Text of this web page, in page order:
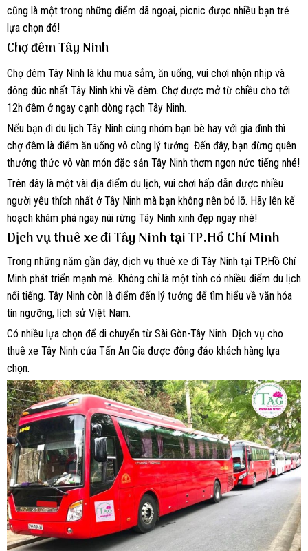
cũng là một trong những điểm dã ngoại, picnic được nhiều bạn trẻ
lựa chọn đó!
Chợ đêm Tây Ninh
Chợ đêm Tây Ninh là khu mua sắm, ăn uống, vui chơi nhộn nhịp và
đông đúc nhất Tây Ninh khi về đêm. Chợ được mở từ chiều cho tới
12h đêm ở ngay cạnh dòng rạch Tây Ninh.
Nếu bạn đi du lịch Tây Ninh cùng nhóm bạn bè hay với gia đình thì
chợ đêm là điểm ăn uống vô cùng lý tưởng. Đến đây, bạn đừng quên
thưởng thức vô vàn món đặc sản Tây Ninh thơm ngon nức tiếng nhé!
Trên đây là một vài địa điểm du lịch, vui chơi hấp dẫn được nhiều
người yêu thích nhất ở Tây Ninh mà bạn không nên bỏ lỡ. Hãy lên kế
hoạch khám phá ngay núi rừng Tây Ninh xinh đẹp ngay nhé!
Dịch vụ thuê xe đi Tây Ninh tại TP.Hồ Chí Minh
Trong những năm gần đây, dịch vụ thuê xe đi Tây Ninh tại TP.Hồ Chí
Minh phát triển mạnh mẽ. Không chỉ.là một tỉnh có nhiều điểm du lịch
nổi tiếng. Tây Ninh còn là điểm đến lý tưởng để tìm hiểu về văn hóa
tín ngưỡng, lịch sử Việt Nam.
Có nhiều lựa chọn để di chuyển từ Sài Gòn-Tây Ninh. Dịch vụ cho
thuê xe Tây Ninh của Tấn An Gia được đông đảo khách hàng lựa
chọn.